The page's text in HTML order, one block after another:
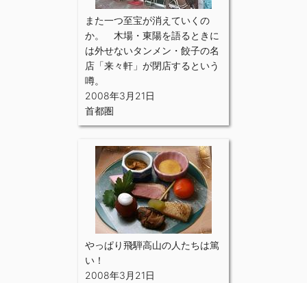
また一つ至宝が消えていくの
か。 木場・東陽を語るときに
は外せないタンメン・餃子の名
店「来々軒」が閉店するという
噂。
2008年3月21日
首都圏
やっぱり飛騨高山の人たちは篤
い！
2008年3月21日